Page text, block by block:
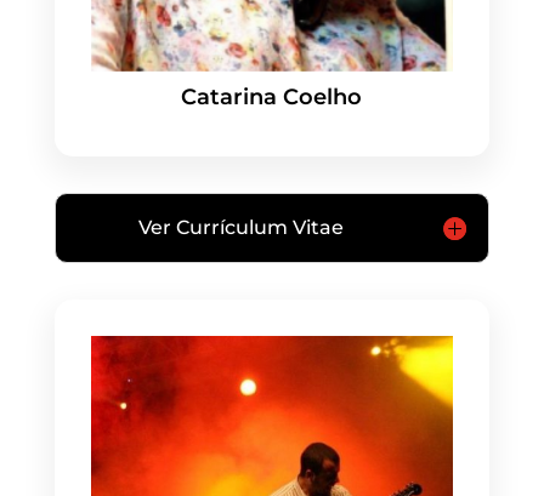
Catarina Coelho
Ver Currículum Vitae